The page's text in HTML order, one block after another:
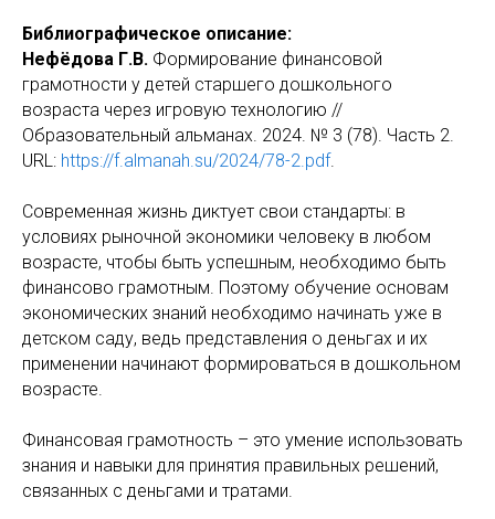
Библиографическое описание:
Нефёдова Г.В. Формирование финансовой
грамотности у детей старшего дошкольного
возраста через игровую технологию //
Образовательный альманах. 2024. № 3 (78). Часть 2.
URL: https://f.almanah.su/2024/78-2.pdf.
Современная жизнь диктует свои стандарты: в
условиях рыночной экономики человеку в любом
возрасте, чтобы быть успешным, необходимо быть
финансово грамотным. Поэтому обучение основам
экономических знаний необходимо начинать уже в
детском саду, ведь представления о деньгах и их
применении начинают формироваться в дошкольном
возрасте.
Финансовая грамотность – это умение использовать
знания и навыки для принятия правильных решений,
связанных с деньгами и тратами.